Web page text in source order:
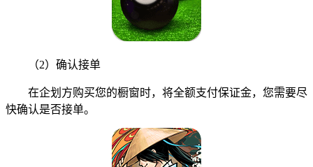
（2）确认接单
在企划方购买您的橱窗时，将全额支付保证金，您需要尽
快确认是否接单。